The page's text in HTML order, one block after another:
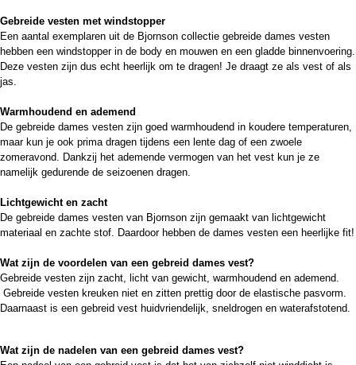
Gebreide vesten met windstopper
Een aantal exemplaren uit de Bjornson collectie gebreide dames vesten
hebben een windstopper in de body en mouwen en een gladde binnenvoering.
Deze vesten zijn dus echt heerlijk om te dragen! Je draagt ze als vest of als
jas.
Warmhoudend en ademend
De gebreide dames vesten zijn goed warmhoudend in koudere temperaturen,
maar kun je ook prima dragen tijdens een lente dag of een zwoele
zomeravond. Dankzij het ademende vermogen van het vest kun je ze
namelijk gedurende de seizoenen dragen.
Lichtgewicht en zacht
De gebreide dames vesten van Bjornson zijn gemaakt van lichtgewicht
materiaal en zachte stof. Daardoor hebben de dames vesten een heerlijke fit!
Wat zijn de voordelen van een gebreid dames vest?
Gebreide vesten zijn zacht, licht van gewicht, warmhoudend en ademend.
Gebreide vesten kreuken niet en zitten prettig door de elastische pasvorm.
Daarnaast is een gebreid vest huidvriendelijk, sneldrogen en waterafstotend.
Wat zijn de nadelen van een gebreid dames vest?